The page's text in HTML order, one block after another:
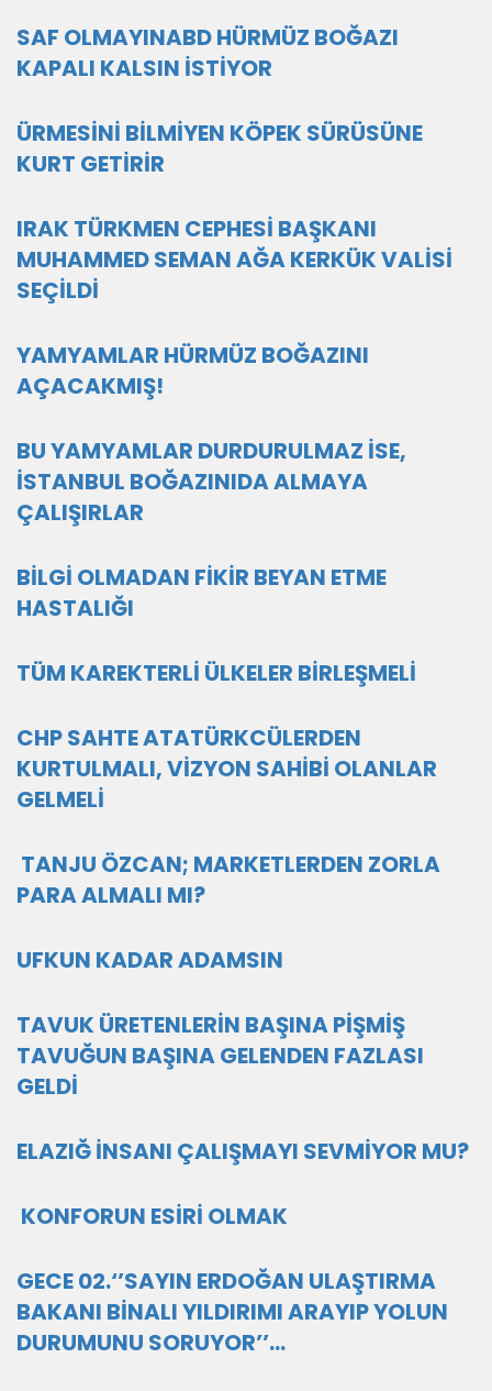
SAF OLMAYINABD HÜRMÜZ BOĞAZI
KAPALI KALSIN İSTİYOR
ÜRMESİNİ BİLMİYEN KÖPEK SÜRÜSÜNE
KURT GETİRİR
IRAK TÜRKMEN CEPHESİ BAŞKANI
MUHAMMED SEMAN AĞA KERKÜK VALİSİ
SEÇİLDİ
YAMYAMLAR HÜRMÜZ BOĞAZINI
AÇACAKMIŞ!
BU YAMYAMLAR DURDURULMAZ İSE,
İSTANBUL BOĞAZINIDA ALMAYA
ÇALIŞIRLAR
BİLGİ OLMADAN FİKİR BEYAN ETME
HASTALIĞI
TÜM KAREKTERLİ ÜLKELER BİRLEŞMELİ
CHP SAHTE ATATÜRKCÜLERDEN
KURTULMALI, VİZYON SAHİBİ OLANLAR
GELMELİ
TANJU ÖZCAN; MARKETLERDEN ZORLA
PARA ALMALI MI?
UFKUN KADAR ADAMSIN
TAVUK ÜRETENLERİN BAŞINA PİŞMİŞ
TAVUĞUN BAŞINA GELENDEN FAZLASI
GELDİ
ELAZIĞ İNSANI ÇALIŞMAYI SEVMİYOR MU?
KONFORUN ESİRİ OLMAK
GECE 02.‘’SAYIN ERDOĞAN ULAŞTIRMA
BAKANI BİNALI YILDIRIMI ARAYIP YOLUN
DURUMUNU SORUYOR’’…